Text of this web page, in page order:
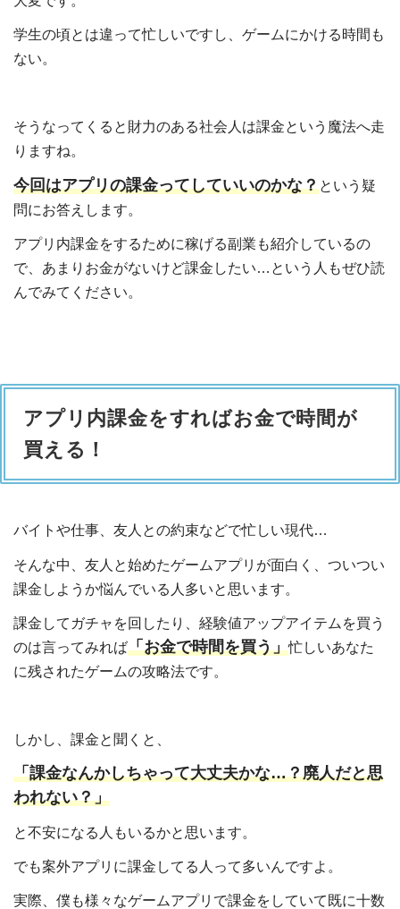
学生の頃とは違って忙しいですし、ゲームにかける時間も
ない。
そうなってくると財力のある社会人は課金という魔法へ走
りますね。
今回はアプリの課金ってしていいのかな？という疑
問にお答えします。
アプリ内課金をするために稼げる副業も紹介しているの
で、あまりお金がないけど課金したい…という人もぜひ読
んでみてください。
アプリ内課金をすればお金で時間が
買える！
バイトや仕事、友人との約束などで忙しい現代…
そんな中、友人と始めたゲームアプリが面白く、ついつい
課金しようか悩んでいる人多いと思います。
課金してガチャを回したり、経験値アップアイテムを買う
のは言ってみれば「お金で時間を買う」忙しいあなた
に残されたゲームの攻略法です。
しかし、課金と聞くと、
「課金なんかしちゃって大丈夫かな…？廃人だと思
われない？」
と不安になる人もいるかと思います。
でも案外アプリに課金してる人って多いんですよ。
実際、僕も様々なゲームアプリで課金をしていて既に十数